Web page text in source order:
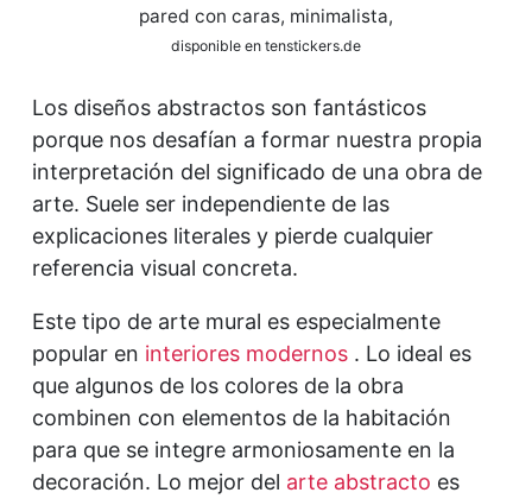
pared con caras, minimalista,
disponible en tenstickers.de
Los diseños abstractos son fantásticos
porque nos desafían a formar nuestra propia
interpretación del significado de una obra de
arte. Suele ser independiente de las
explicaciones literales y pierde cualquier
referencia visual concreta.
Este tipo de arte mural es especialmente
popular en interiores modernos . Lo ideal es
que algunos de los colores de la obra
combinen con elementos de la habitación
para que se integre armoniosamente en la
decoración. Lo mejor del arte abstracto es